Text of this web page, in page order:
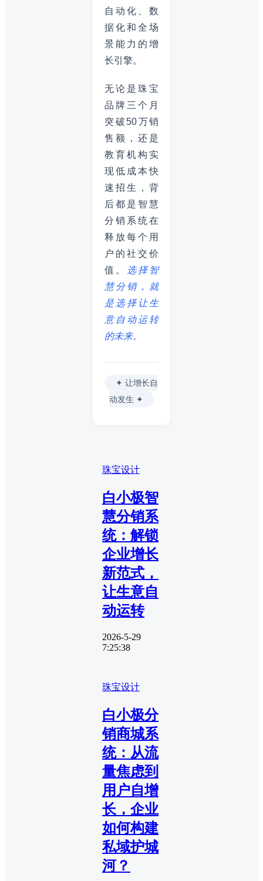
自动化、数
据化和全场
景能力的增
长引擎。
无论是珠宝
品牌三个月
突破50万销
售额，还是
教育机构实
现低成本快
速招生，背
后都是智慧
分销系统在
释放每个用
户的社交价
值。
选择智
慧分销，就
是选择让生
意自动运转
的未来。
✦ 让增长自
动发生 ✦
珠宝设计
白小极智
慧分销系
统：解锁
企业增长
新范式，
让生意自
动运转
2026-5-29
7:25:38
珠宝设计
白小极分
销商城系
统：从流
量焦虑到
用户自增
长，企业
如何构建
私域护城
河？